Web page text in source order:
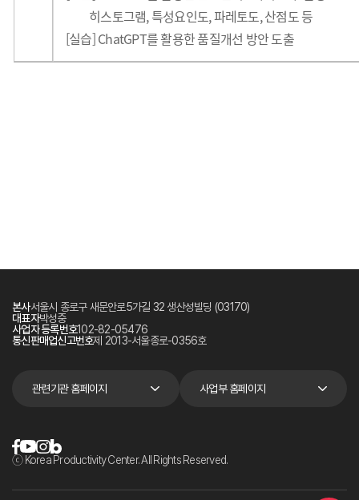
히스토그램, 특성요인도, 파레토도, 산점도 등
[실습] ChatGPT를 활용한 품질개선 방안 도출
본사서울시 종로구 새문안로5가길 32 생산성빌딩 (03170)
대표자박성중
사업자 등록번호102-82-05476
통신판매업신고번호제 2013-서울종로-0356호
관련기관 홈페이지 사업부 홈페이지
ⓒ Korea Productivity Center. All Rights Reserved.